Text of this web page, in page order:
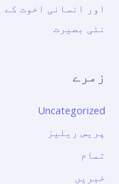
اور انسانی اخوت کے
نئی بصیرت
زمرے
Uncategorized
پریس ریلیز
تمام
خبریں